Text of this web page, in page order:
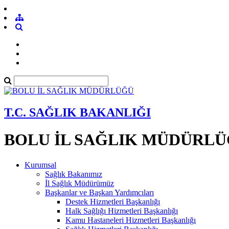
T.C. SAĞLIK BAKANLIĞI
BOLU İL SAĞLIK
Kurumsal
Sağlık Bakanımız
İl Sağlık Müdürümüz
Başkanlar ve Başkan Yardımcıları
Destek Hizmetleri Başkanlığı
Halk Sağlığı Hizmetleri Başkanlığı
Kamu Hastaneleri Hizmetleri Başkanlığı